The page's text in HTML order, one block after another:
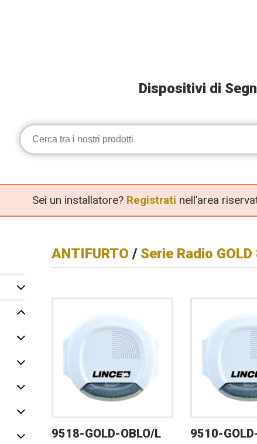
Dispositivi di
Sei un installatore? Registrati nell’area
ANTIFURTO / Serie Radio GOLD
9518-GOLD-OBLO/L 9510-